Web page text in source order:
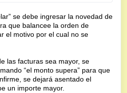
se debe ingresar la novedad de
que balancee la orden de
el motivo por el cual no se
las facturas sea mayor, se
“el monto supera” para que
se dejará asentado el
un importe mayor.